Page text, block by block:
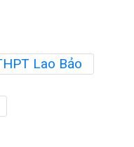
Lao Bảo